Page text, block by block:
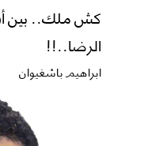
كش ملك.. بين
الرضا..!!
ابراهيم باشغيوان